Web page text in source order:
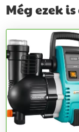
Még ezek